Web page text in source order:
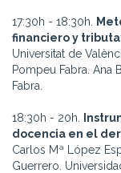
17:30h - 18:30h.
financiero y
Universitat de
Pompeu Fabra. Ana
Fabra.
18:30h - 20h.
docencia en el
Carlos Mª López
Guerrero.